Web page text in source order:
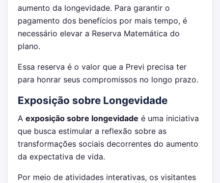
aumento da longevidade. Para garantir o
pagamento dos benefícios por mais tempo, é
necessário elevar a Reserva Matemática do
plano.
Essa reserva é o valor que a Previ precisa ter
para honrar seus compromissos no longo prazo.
Exposição sobre Longevidade
A exposição sobre longevidade é uma iniciativa
que busca estimular a reflexão sobre as
transformações sociais decorrentes do aumento
da expectativa de vida.
Por meio de atividades interativas, os visitantes